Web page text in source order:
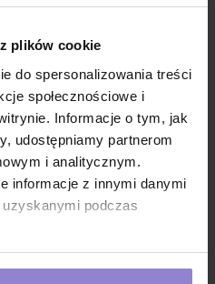
plików cookie
do spersonalizowania treści
społecznościowe i
Informacje o tym, jak
udostępniamy partnerom
i analitycznym.
informacje z innymi danymi
podczas
Pojemnik na odpady
medyczne 0,7l czerwony
Neuplast 1szt